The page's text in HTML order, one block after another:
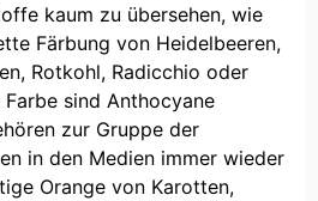
kaum zu übersehen, wie
Färbung von Heidelbeeren,
Rotkohl, Radicchio oder
sind Anthocyane
zur Gruppe der
in den Medien immer wieder
Orange von Karotten,